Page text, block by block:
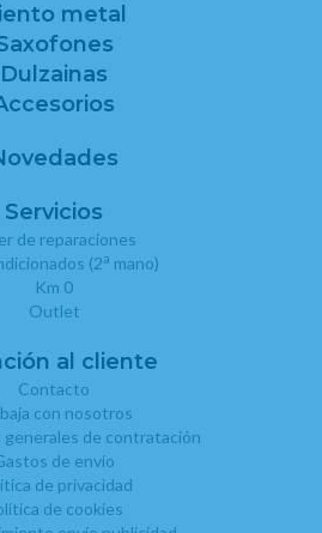
metal
Dulzainas
Servicios
de reparaciones
(2a mano)
Km 0
Outlet
al cliente
Contacto
con nosotros
generales de contratación
de envío
de privacidad
de cookies